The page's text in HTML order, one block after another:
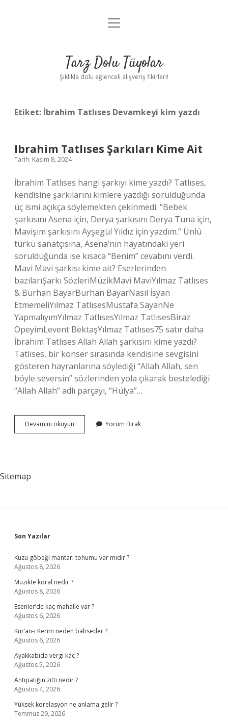
Anasayfa
Yasal Uyarı
menüyü
Tarz Dolu Tüyolar
Şıklıkla dolu eğlenceli alışveriş fikirleri!
Etiket: İbrahim Tatlıses Devamkeyi kim yazdı
Ibrahim Tatlıses Şarkıları Kime Ait
Tarih: Kasım 8, 2024
İbrahim Tatlıses hangi şarkıyı kime yazdı? Tatlıses,
kendisine şarkılarını kimlere yazdığı sorulduğunda
üç ismi açıkça söylemekten çekinmedi: “Bebek
şarkısını Asena için, Derya şarkısını Derya Tuna için,
Mavişim şarkısını Ayşegül Yıldız için yazdım.” Ünlü
türkü sanatçısına, Asena’nın hayatındaki yeri
sorulduğunda ise kısaca “Benim” cevabını verdi.
Mavi Mavi şarkısı kime ait? Eserlerinden
bazılarıŞarkı SözleriMüzikMavi MaviYılmaz Tatlıses
& Burhan BayarBurhan BayarNasıl İsyan
EtmemeliYılmaz TatlısesMustafa SayanNe
YapmalıyımYılmaz TatlısesYılmaz TatlısesBiraz
ÖpeyimLevent BektaşYılmaz Tatlıses75 satır daha
İbrahim Tatlıses Allah Allah şarkısını kime yazdı?
Tatlıses, bir konser sırasında kendisine sevgisini
gösteren hayranlarına söylediği “Allah Allah, sen
böyle seversin” sözlerinden yola çıkarak bestelediği
“Allah Allah” adlı parçayı, “Hülya”…
Devamını okuyun
Tatlıses
Yorum Bırak
Sitemap
Sidebar
Son Yazılar
Kuzu göbeği mantarı tohumu var mıdır ?
Ağustos 8, 2026
Müzikte koral nedir ?
Ağustos 8, 2026
Esenler’de kaç mahalle var ?
Ağustos 6, 2026
Kur’an-ı Kerim neden bahseder ?
Ağustos 6, 2026
Ayakkabıda vergi kaç ?
Ağustos 5, 2026
Antipatiğin zıttı nedir ?
Ağustos 4, 2026
Yüksek korelasyon ne anlama gelir ?
Temmuz 29, 2026